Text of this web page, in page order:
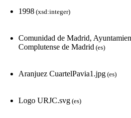
1998 (xsd:integer)
Comunidad de Madrid,
Complutense de Madrid (es)
Aranjuez CuartelPavia1.jpg (es)
Logo URJC.svg (es)